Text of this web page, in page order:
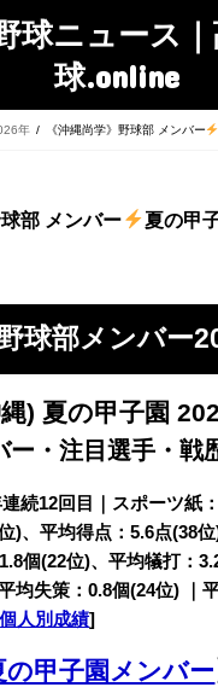
球ニュース
球.online
年 《沖縄尚学》野球部 メンバー
球部 メンバー 夏の甲
球部メンバー
) 夏の甲子園
ー・注目選手・戦
連続12回目｜スポーツ紙
位)、平均得点：5.6点(38
個(22位)、平均犠打：
均失策：0.8個(24位) ｜
個人別成績]
の甲子園メンバー